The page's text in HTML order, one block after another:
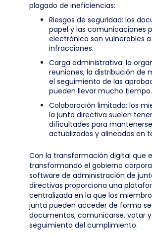
plagado de ineficiencias:
Riesgos de seguridad: los
papel y las comunicaciones
electrónico son vulnerables a
infracciones.
Carga administrativa: la
reuniones, la distribución de
el seguimiento de las
pueden llevar mucho tiempo.
Colaboración limitada: los
la junta directiva suelen tener
dificultades para mantenerse
actualizados y alineados en
Con la transformación digital que
transformando el gobierno
software de administración de
directivas proporciona una
centralizada en la que los
junta pueden acceder de forma
documentos, comunicarse, votar
seguimiento del cumplimiento.